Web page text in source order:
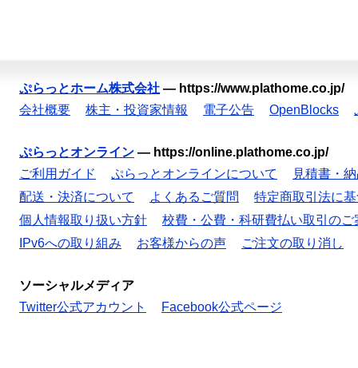
ぷらっとホーム株式会社 — https://www.plathome.co.jp/
会社概要
株主・投資家情報 電子公告 OpenBlocks
ぷらっとオンライン — https://online.plathome.co.jp/
ご利用ガイド
ぷらっとオンラインについて
見積書・
配送・決済について
よくあるご質問
特定商取引法に
個人情報取り扱い方針
校費・公費・科研費払い取引のご
IPv6への取り組み
お客様からの声 ご注文の取り消し
ソーシャルメディア
Twitter公式アカウント
Facebook公式ページ